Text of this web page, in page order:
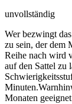
unvollständig
Wer bezwingt
zu sein, der dem
Reihe nach wird
auf den Sattel zu
Minuten.
Monaten